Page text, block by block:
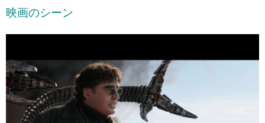
映画のシーン